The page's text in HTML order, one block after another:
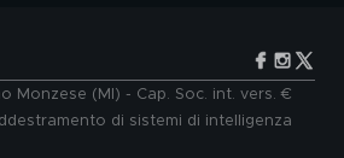
Monzese (MI) - Cap. Soc. int. vers. €
di sistemi di intelligenza